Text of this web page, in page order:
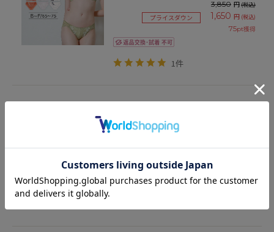
3,850 円(税込)
プライスダウン 1,650 円 (税込)
75pt獲得
1件
65/70/75cm